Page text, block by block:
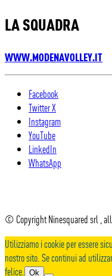
LA SQUADRA
WWW.MODENAVOLLEY.IT
Facebook
Twitter X
Instagram
YouTube
LinkedIn
WhatsApp
© Copyright Ninesquared srl ,
Utilizziamo i cookie per essere
nostro sito. Se continui ad
felice.
Ok